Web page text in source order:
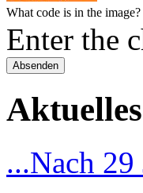
What code is in the image?
Enter the
Aktuelles
...Nach